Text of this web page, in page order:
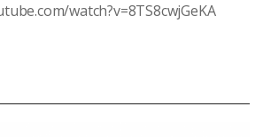
watch?v=8TS8cwjGeKA